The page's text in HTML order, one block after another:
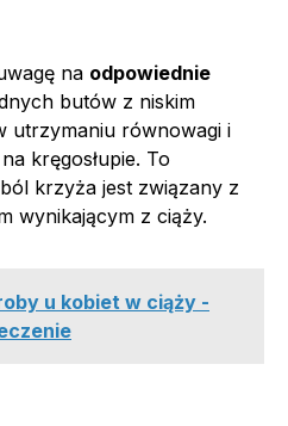
na odpowiednie
butów z niskim
utrzymaniu równowagi i
kręgosłupie. To
krzyża jest związany z
wynikającym z ciąży.
u kobiet w ciąży -